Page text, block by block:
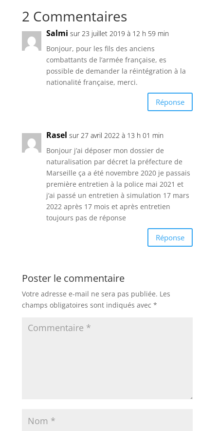
2 Commentaires
Salmi sur 23 juillet 2019 à 12 h 59 min
Bonjour, pour les fils des anciens
combattants de l’armée française, es
possible de demander la réintégration à la
nationalité française, merci.
Réponse
Rasel sur 27 avril 2022 à 13 h 01 min
Bonjour j’ai déposer mon dossier de
naturalisation par décret la préfecture de
Marseille ça a été novembre 2020 je passais
première entretien à la police mai 2021 et
j’ai passé un entretien à simulation 17 mars
2022 après 17 mois et après entretien
toujours pas de réponse
Réponse
Poster le commentaire
Votre adresse e-mail ne sera pas publiée. Les
champs obligatoires sont indiqués avec *